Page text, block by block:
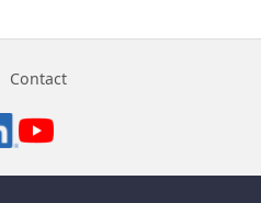
Contact